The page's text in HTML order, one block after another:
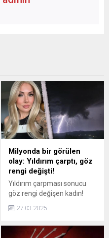
Milyonda bir görülen
olay: Yıldırım çarptı, göz
rengi değişti!
Yıldırım çarpması sonucu
göz rengi değişen kadın!
inanılmaz olay, tıp dünyasını
kahverengiye dönen ve
27.03.2025